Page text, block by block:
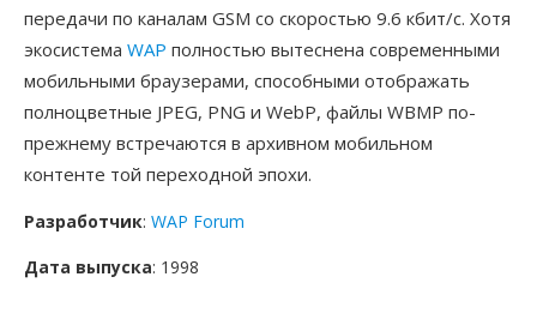
передачи по каналам GSM со скоростью 9.6 кбит/с. Хотя
экосистема WAP полностью вытеснена современными
мобильными браузерами, способными отображать
полноцветные JPEG, PNG и WebP, файлы WBMP по-
прежнему встречаются в архивном мобильном
контенте той переходной эпохи.
Разработчик: WAP Forum
Дата выпуска: 1998